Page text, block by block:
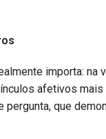
importa: na
afetivos
pergunta, que